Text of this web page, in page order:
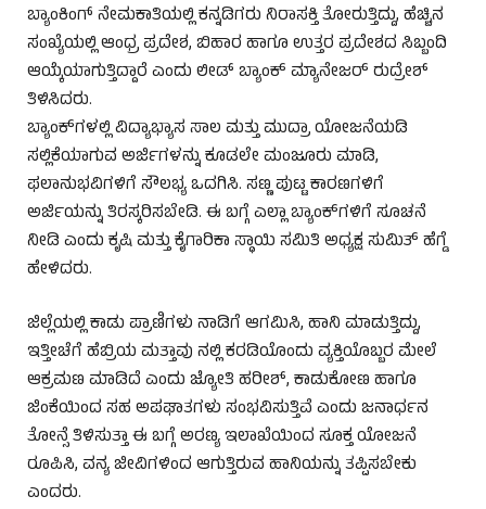
ಬ್ಯಾಂಕಿಂಗ್ ನೇಮಕಾತಿಯಲ್ಲಿ ಕನ್ನಡಿಗರು ನಿರಾಸಕ್ತಿ ತೋರುತ್ತಿದ್ದು, ಹೆಚ್ಚಿನ
ಸಂಖ್ಯೆಯಲ್ಲಿ ಆಂಧ್ರ ಪ್ರದೇಶ, ಬಿಹಾರ ಹಾಗೂ ಉತ್ತರ ಪ್ರದೇಶದ ಸಿಬ್ಬಂದಿ
ಆಯ್ಕೆಯಾಗುತ್ತಿದ್ದಾರೆ ಎಂದು ಲೀಡ್ ಬ್ಯಾಂಕ್ ಮ್ಯಾನೇಜರ್ ರುದ್ರೇಶ್
ತಿಳಿಸಿದರು.
ಬ್ಯಾಂಕ್‌ಗಳಲ್ಲಿ ವಿದ್ಯಾಭ್ಯಾಸ ಸಾಲ ಮತ್ತು ಮುದ್ರಾ ಯೋಜನೆಯಡಿ
ಸಲ್ಲಿಕೆಯಾಗುವ ಅರ್ಜಿಗಳನ್ನು ಕೂಡಲೇ ಮಂಜೂರು ಮಾಡಿ,
ಫಲಾನುಭವಿಗಳಿಗೆ ಸೌಲಭ್ಯ ಒದಗಿಸಿ. ಸಣ್ಣ ಪುಟ್ಟ ಕಾರಣಗಳಿಗೆ
ಅರ್ಜಿಯನ್ನು ತಿರಸ್ಕರಿಸಬೇಡಿ. ಈ ಬಗ್ಗೆ ಎಲ್ಲಾ ಬ್ಯಾಂಕ್‌ಗಳಿಗೆ ಸೂಚನೆ
ನೀಡಿ ಎಂದು ಕೃಷಿ ಮತ್ತು ಕೈಗಾರಿಕಾ ಸ್ಥಾಯಿ ಸಮಿತಿ ಅಧ್ಯಕ್ಷ ಸುಮಿತ್ ಹೆಗ್ಡೆ
ಹೇಳಿದರು.
ಜಿಲ್ಲೆಯಲ್ಲಿ ಕಾಡು ಪ್ರಾಣಿಗಳು ನಾಡಿಗೆ ಆಗಮಿಸಿ, ಹಾನಿ ಮಾಡುತ್ತಿದ್ದು,
ಇತ್ತೀಚೆಗೆ ಹೆಬ್ರಿಯ ಮತ್ತಾವು ನಲ್ಲಿ ಕರಡಿಯೊಂದು ವ್ಯಕ್ತಿಯೊಬ್ಬರ ಮೇಲೆ
ಆಕ್ರಮಣ ಮಾಡಿದೆ ಎಂದು ಜ್ಯೋತಿ ಹರೀಶ್, ಕಾಡುಕೋಣ ಹಾಗೂ
ಜಿಂಕೆಯಿಂದ ಸಹ ಅಪಘಾತಗಳು ಸಂಭವಿಸುತ್ತಿವೆ ಎಂದು ಜನಾರ್ಧನ
ತೋನ್ಸೆ ತಿಳಿಸುತ್ತಾ ಈ ಬಗ್ಗೆ ಅರಣ್ಯ ಇಲಾಖೆಯಿಂದ ಸೂಕ್ತ ಯೋಜನೆ
ರೂಪಿಸಿ, ವನ್ಯ ಜೀವಿಗಳಿಂದ ಆಗುತ್ತಿರುವ ಹಾನಿಯನ್ನು ತಪ್ಪಿಸಬೇಕು
ಎಂದರು.